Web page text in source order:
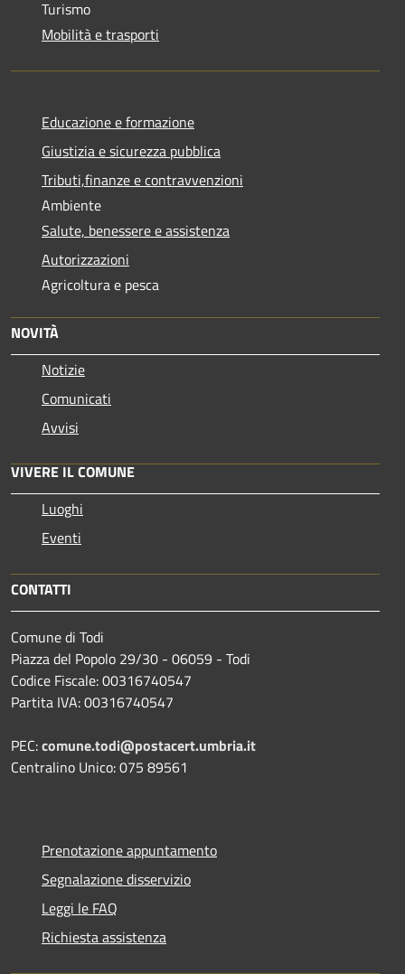
Turismo
Mobilità e trasporti
Educazione e formazione
Giustizia e sicurezza pubblica
Tributi,finanze e contravvenzioni
Ambiente
Salute, benessere e assistenza
Autorizzazioni
Agricoltura e pesca
NOVITÀ
Notizie
Comunicati
Avvisi
VIVERE IL COMUNE
Luoghi
Eventi
CONTATTI
Comune di Todi
Piazza del Popolo 29/30 - 06059 - Todi
Codice Fiscale: 00316740547
Partita IVA: 00316740547
PEC:comune.todi@postacert.umbria.it
Centralino Unico: 075 89561
Prenotazione appuntamento
Segnalazione disservizio
Leggi le FAQ
Richiesta assistenza